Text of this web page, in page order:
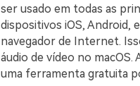
ser usado em todas as
dispositivos iOS, Android,
navegador de Internet.
áudio de vídeo no
uma ferramenta gratuita